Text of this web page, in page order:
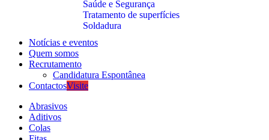
Saúde e Segurança
Tratamento de superfícies
Soldadura
Notícias e eventos
Quem somos
Recrutamento
Candidatura Espontânea
ContactosVisite
Abrasivos
Aditivos
Colas